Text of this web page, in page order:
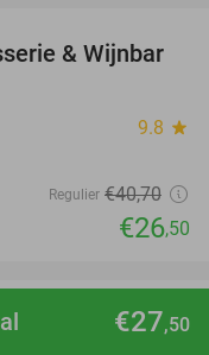
€27,50
35%
& Wijnbar
9.8 star
Regulier €40,70
€26,50
36%